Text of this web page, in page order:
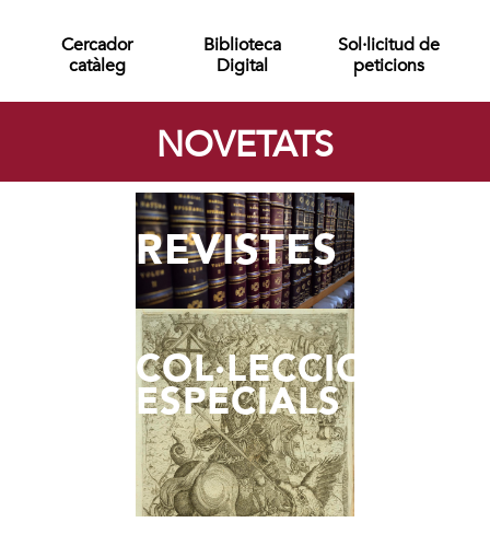
Cercador
catàleg
Biblioteca
Digital
Sol·licitud de
peticions
NOVETATS
REVISTES
COL·LECCIONS
ESPECIALS